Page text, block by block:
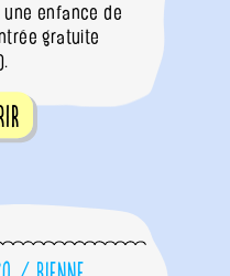
une enfance de
gratuite